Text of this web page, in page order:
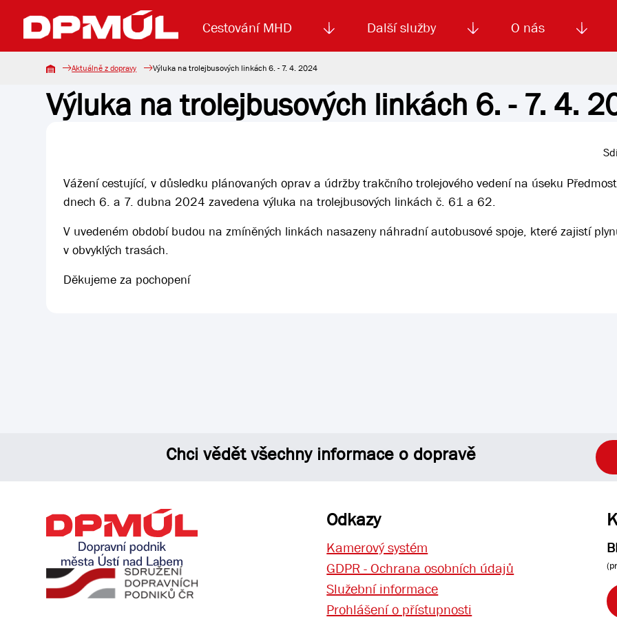
Cestování MHD
Uzavření mostu Dr. E. Beneše Koupit jízdenku Jízdné MHD El. jízdenka (EOS)
Další služby
Lanová dráha Reklama Smluvní doprava Autoškola
O nás
Základní údaje Aktuality Výběrová řízení Kariéra
Aktuálně z dopravy Výluka na trolejbusových linkách 6. - 7. 4. 2024
Výluka na trolejbusových linkách 6. - 7. 4.
Vážení cestující, v důsledku plánovaných oprav a údržby trakčního trolejového vedení na úseku
dnech 6. a 7. dubna 2024 zavedena výluka na trolejbusových linkách č. 61 a 62.
V uvedeném období budou na zmíněných linkách nasazeny náhradní autobusové spoje, které zajistí
v obvyklých trasách.
Děkujeme za pochopení
Chci vědět všechny informace o dopravě
Odkazy
Kamerový systém
GDPR - Ochrana osobních údajů
Služební informace
Prohlášení o přístupnosti